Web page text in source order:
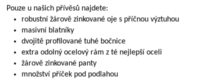
Pouze u našich přívěsů najdete:
robustní žárově zinkované oje s příčnou výztuhou
masivní blatníky
dvojitě profilované tuhé bočnice
extra odolný ocelový rám z té nejlepší oceli
žárově zinkované panty
množství příček pod podlahou